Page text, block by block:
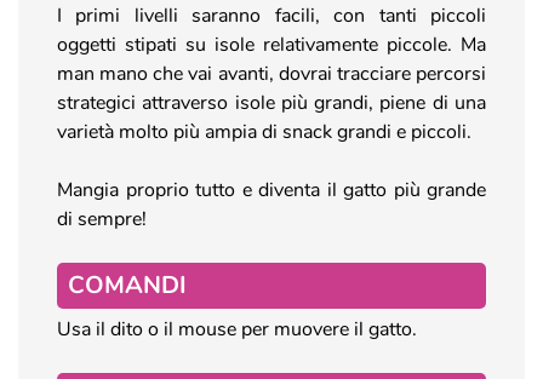
I primi livelli saranno facili, con tanti piccoli
oggetti stipati su isole relativamente piccole. Ma
man mano che vai avanti, dovrai tracciare percorsi
strategici attraverso isole più grandi, piene di una
varietà molto più ampia di snack grandi e piccoli.
Mangia proprio tutto e diventa il gatto più grande
di sempre!
COMANDI
Usa il dito o il mouse per muovere il gatto.